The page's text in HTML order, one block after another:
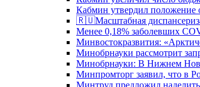
Кабмин утвердил положение
🇷🇺Масштабная
Менее 0,18% заболевших
Минвостокразвития:
Минобрнауки рассмотрит
Минобрнауки: В Нижнем
Минпромторг заявил, что в
Минтруд предложил